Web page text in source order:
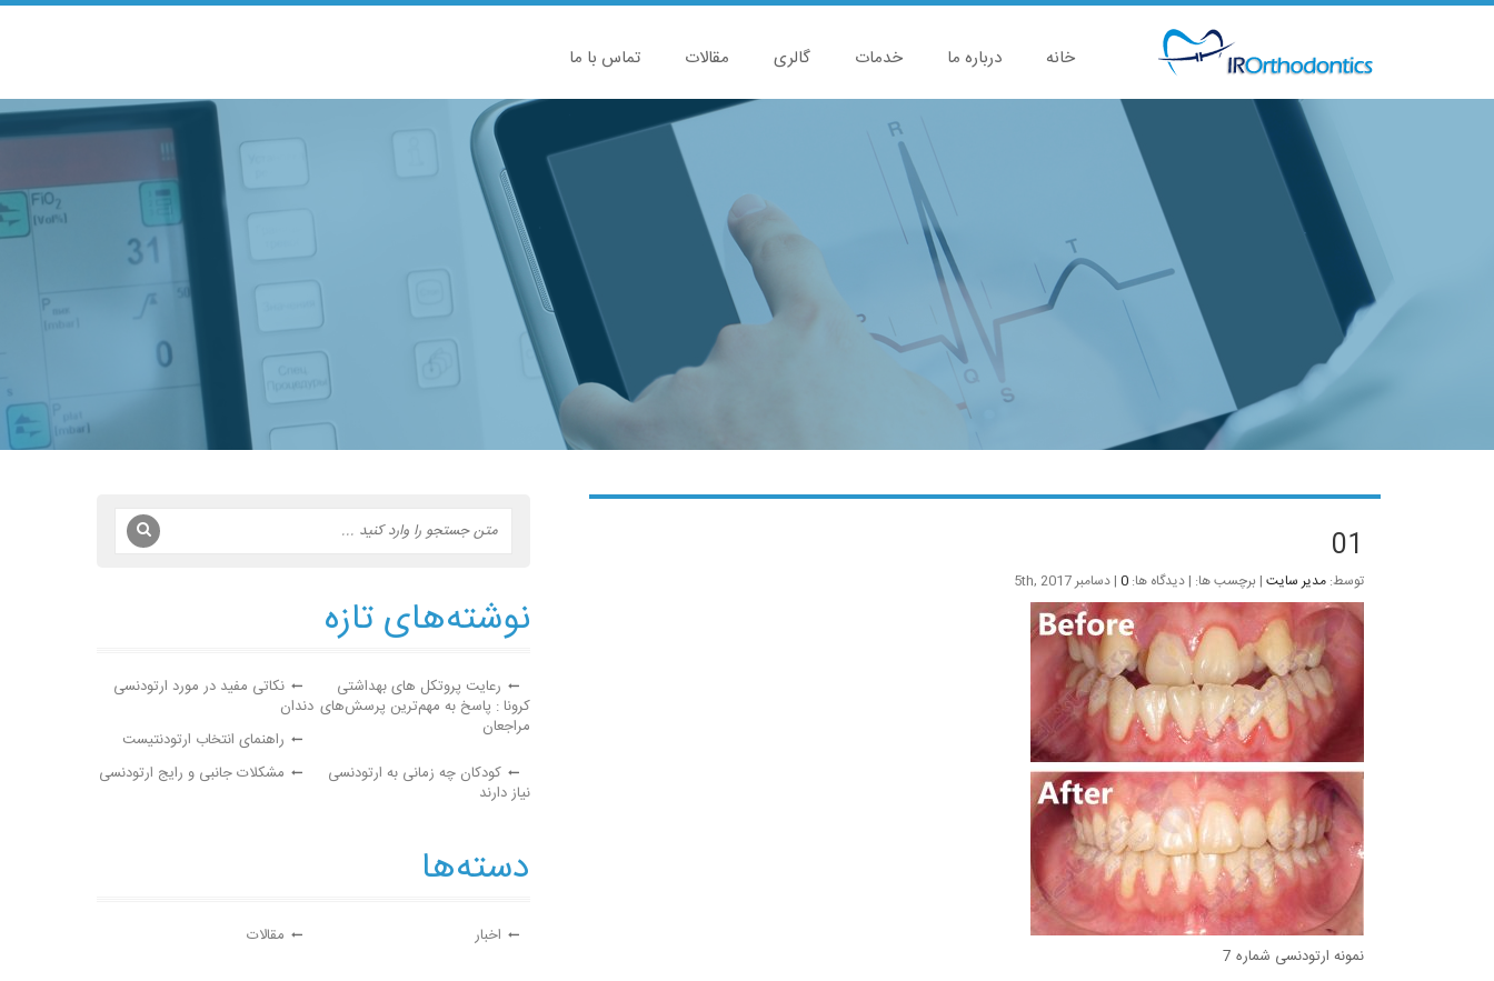
خانه درباره ما خدمات گالری مقالات تماس با ما
01
توسط: مدیر سایت | برچسب ها: | دیدگاه ها: 0 | دسامبر 5th, 2017
نمونه ارتودنسی شماره 7
نوشته‌های تازه
رعایت پروتکل های بهداشتی
کرونا : پاسخ به مهم‌ترین پرسش‌های
مراجعان
نکاتی مفید در مورد ارتودنسی
دندان
راهنمای انتخاب ارتودنتیست
کودکان چه زمانی به ارتودنسی
نیاز دارند
مشکلات جانبی و رایج ارتودنسی
دسته‌ها
اخبار مقالات